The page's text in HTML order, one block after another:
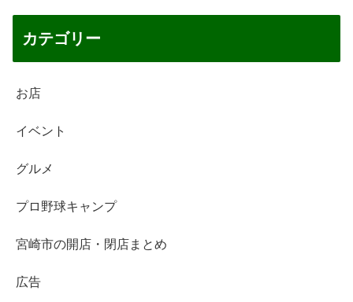
カテゴリー
お店
イベント
グルメ
プロ野球キャンプ
宮崎市の開店・閉店まとめ
広告